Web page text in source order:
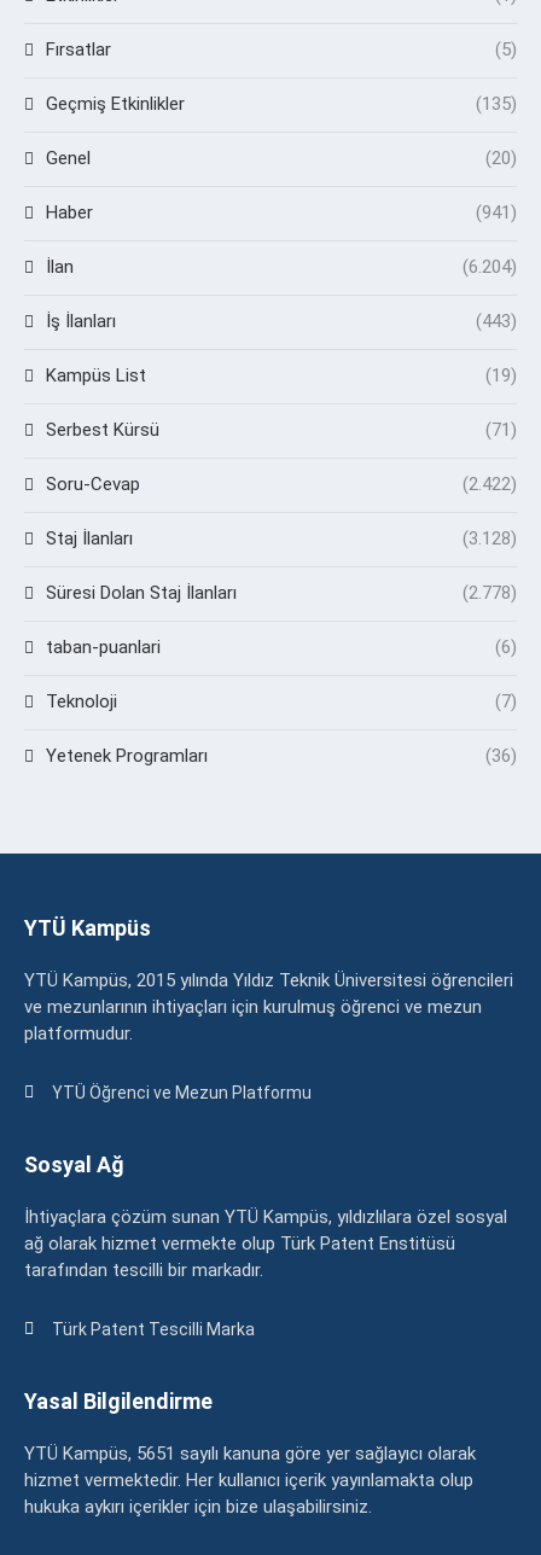
Fırsatlar (5)
Geçmiş Etkinlikler (135)
Genel (20)
Haber (941)
İlan (6.204)
İş İlanları (443)
Kampüs List (19)
Serbest Kürsü (71)
Soru-Cevap (2.422)
Staj İlanları (3.128)
Süresi Dolan Staj İlanları (2.778)
taban-puanlari (6)
Teknoloji (7)
Yetenek Programları (36)
YTÜ Kampüs
YTÜ Kampüs, 2015 yılında Yıldız Teknik Üniversitesi öğrencileri
ve mezunlarının ihtiyaçları için kurulmuş öğrenci ve mezun
platformudur.
YTÜ Öğrenci ve Mezun Platformu
Sosyal Ağ
İhtiyaçlara çözüm sunan YTÜ Kampüs, yıldızlılara özel sosyal
ağ olarak hizmet vermekte olup Türk Patent Enstitüsü
tarafından tescilli bir markadır.
Türk Patent Tescilli Marka
Yasal Bilgilendirme
YTÜ Kampüs, 5651 sayılı kanuna göre yer sağlayıcı olarak
hizmet vermektedir. Her kullanıcı içerik yayınlamakta olup
hukuka aykırı içerikler için bize ulaşabilirsiniz.